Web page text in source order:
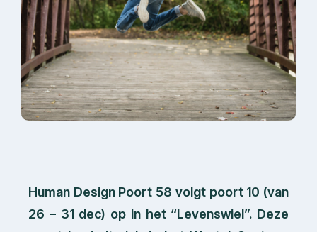
Human Design Poort 58 volgt poort 10 (van
26 – 31 dec) op in het “Levenswiel”. Deze